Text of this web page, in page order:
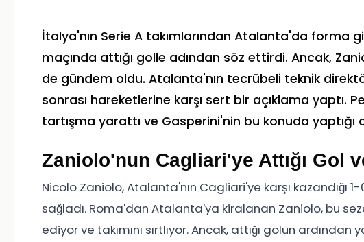
İtalya'nın Serie A takımlarından Atalanta'da forma
maçında attığı golle adından söz ettirdi. Ancak,
de gündem oldu. Atalanta'nın tecrübeli teknik
sonrası hareketlerine karşı sert bir açıklama yaptı.
tartışma yarattı ve Gasperini'nin bu konuda yaptığı
Zaniolo'nun Cagliari'ye Attığı Gol
Nicolo Zaniolo, Atalanta'nın Cagliari'ye karşı kazandığı
sağladı. Roma'dan Atalanta'ya kiralanan Zaniolo, bu
ediyor ve takımını sırtlıyor. Ancak, attığı golün